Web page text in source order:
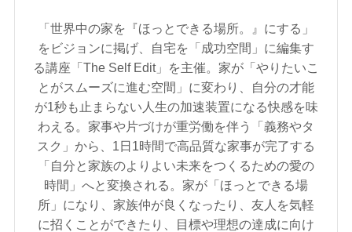
「世界中の家を『ほっとできる場所。』にする」
をビジョンに掲げ、自宅を「成功空間」に編集す
る講座「The Self Edit」を主催。家が「やりたいこ
とがスムーズに進む空間」に変わり、自分の才能
が1秒も止まらない人生の加速装置になる快感を味
わえる。家事や片づけが重労働を伴う「義務やタ
スク」から、1日1時間で高品質な家事が完了する
「自分と家族のよりよい未来をつくるための愛の
時間」へと変換される。家が「ほっとできる場
所」になり、家族仲が良くなったり、友人を気軽
に招くことができたり、目標や理想の達成に向け